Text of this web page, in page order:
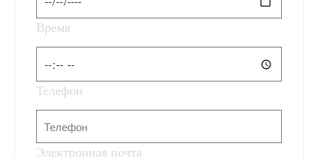
Время
Телефон
Электронная почта